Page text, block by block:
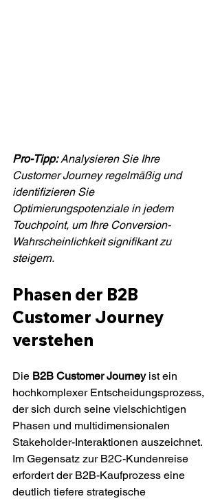
Pro-Tipp: Analysieren Sie Ihre
Customer Journey regelmäßig und
identifizieren Sie
Optimierungspotenziale in jedem
Touchpoint, um Ihre Conversion-
Wahrscheinlichkeit signifikant zu
steigern.
Phasen der B2B
Customer Journey
verstehen
Die B2B Customer Journey ist ein
hochkomplexer Entscheidungsprozess,
der sich durch seine vielschichtigen
Phasen und multidimensionalen
Stakeholder-Interaktionen auszeichnet.
Im Gegensatz zur B2C-Kundenreise
erfordert der B2B-Kaufprozess eine
deutlich tiefere strategische